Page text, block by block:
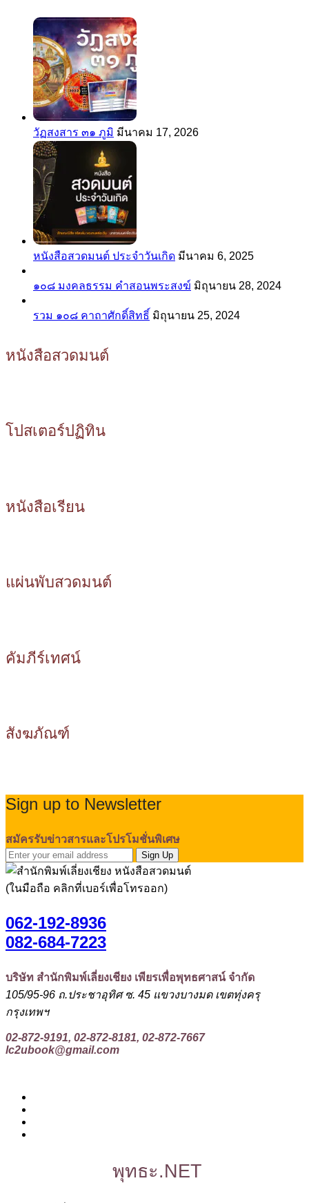
วัฏสงสาร ๓๑ ภูมิ มีนาคม 17, 2026
หนังสือสวดมนต์ ประจำวันเกิด มีนาคม 6, 2025
๑๐๘ มงคลธรรม คำสอนพระสงฆ์ มิถุนายน 28, 2024
รวม ๑๐๘ คาถาศักดิ์สิทธิ์ มิถุนายน 25, 2024
หนังสือสวดมนต์
โปสเตอร์ปฏิทิน
หนังสือเรียน
แผ่นพับสวดมนต์
คัมภีร์เทศน์
สังฆภัณฑ์
Sign up to Newsletter
สมัครรับข่าวสารและโปรโมชั่นพิเศษ
Sign Up
(ในมือถือ คลิกที่เบอร์เพื่อโทรออก)
062-192-8936
082-684-7223
บริษัท สำนักพิมพ์เลี่ยงเชียง เพียรเพื่อพุทธศาสน์ จำกัด
105/95-96 ถ.ประชาอุทิศ ซ. 45 แขวงบางมด เขตทุ่งครุ
กรุงเทพฯ
02-872-9191, 02-872-8181, 02-872-7667
lc2ubook@gmail.com
พุทธะ.NET